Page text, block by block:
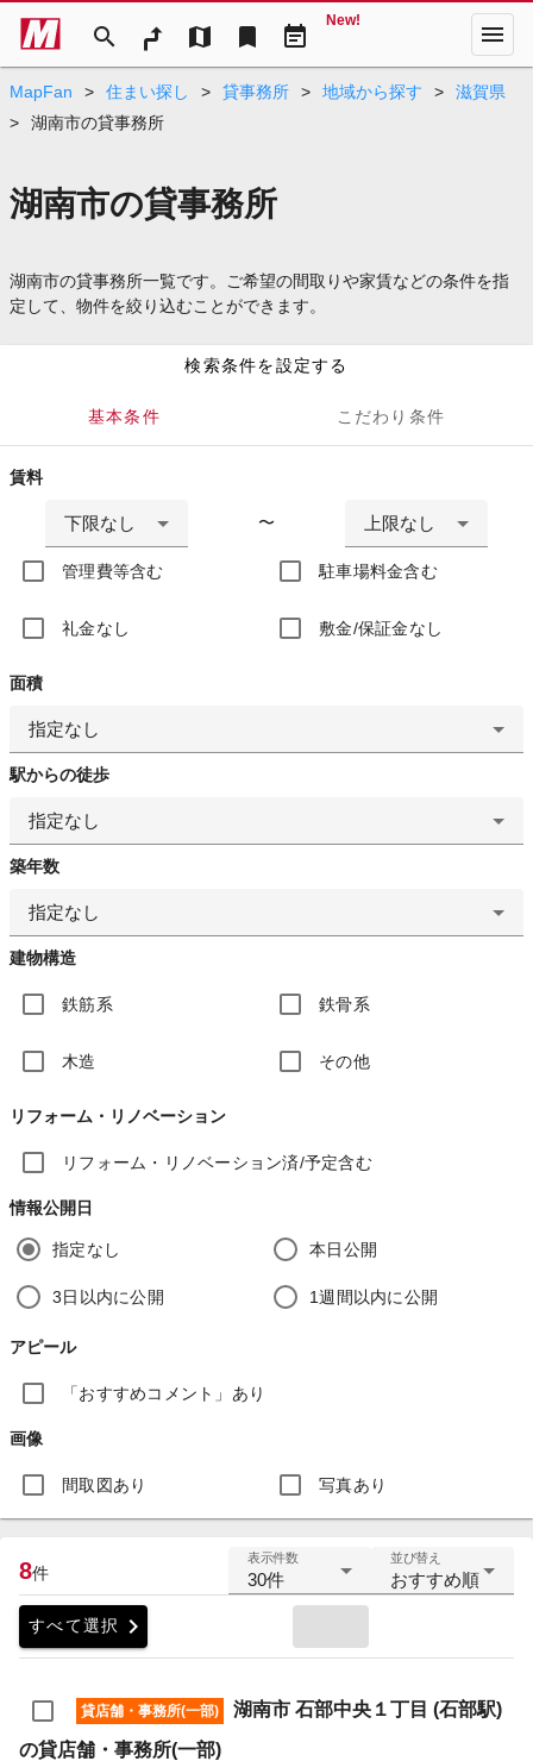
search map bookmark event_note
New! menu
MapFan > 住まい探し > 貸事務所 > 地域から探す >
滋賀県
>
湖南市の貸事務所
湖南市の貸事務所
湖南市の貸事務所一覧です。ご希望の間取りや家賃などの条件を指
定して、物件を絞り込むことができます。
検索条件を設定する
基本条件 こだわり条件
賃料
下限なし 〜 上限なし
管理費等含む 駐車場料金含む
礼金なし 敷金/保証金なし
面積
指定なし
駅からの徒歩
指定なし
築年数
指定なし
建物構造
鉄筋系 鉄骨系
木造 その他
リフォーム・リノベーション
リフォーム・リノベーション済/予定含む
情報公開日
指定なし 本日公開
3日以内に公開 1週間以内に公開
アピール
「おすすめコメント」あり
画像
間取図あり 写真あり
8件
表示件数
30件
並び替え
おすすめ順
すべて選択 chevron_right
貸店舗・事務所(一部)
湖南市 石部中央１丁目 (石部駅)
の貸店舗・事務所(一部)